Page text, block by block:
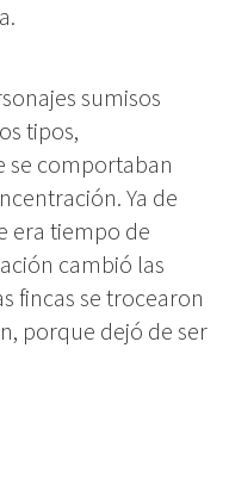
sumisos
tipos,
se comportaban
Ya de
era tiempo de
cambió las
fincas se trocearon
porque dejó de ser